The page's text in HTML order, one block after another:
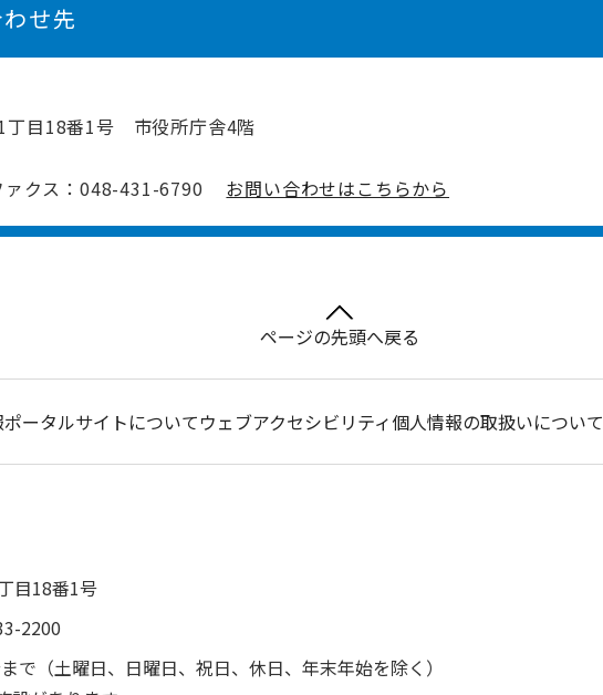
せ先
丁目18番1号 市役所庁舎4階
ァクス：048-431-6790 お問い合わせはこちらから
ページの先頭へ戻る
ータルサイトについてウェブアクセシビリティ個人情報の取扱いについて
目18番1号
2200
で（土曜日、日曜日、祝日、休日、年末年始を除く）